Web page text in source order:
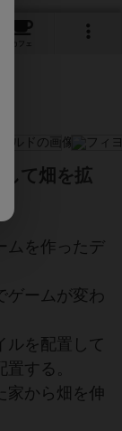
カフェ
て畑を拡
ムを作ったデ
ゲームが変わ
ルを配置して
する。
家から畑を伸